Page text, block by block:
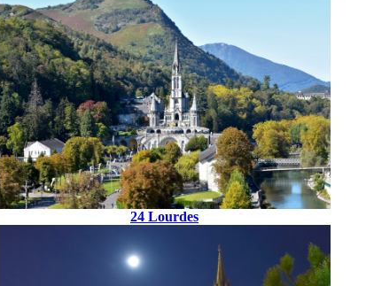
24 Lourdes